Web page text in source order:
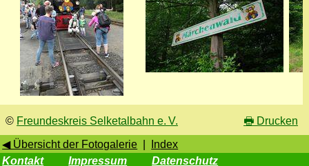
© Freundeskreis Selketalbahn e. V. 🖶 Drucken
◀ Übersicht der Fotogalerie
Index
Kontakt
Impressum Datenschutz